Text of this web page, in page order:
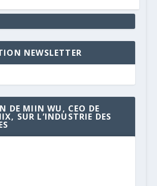
NEWSLETTER
DE MIIN WU, CEO DE
SUR L’INDUSTRIE DES